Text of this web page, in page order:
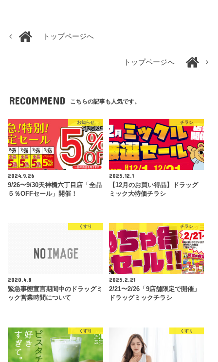
トップページへ
トップページへ
RECOMMEND こちらの記事も人気です。
お知らせ
2024.9.26
9/26〜9/30天神橋六丁目店「全品
５％OFFセール」開催！
チラシ
2025.12.1
【12月のお買い得品】ドラッグ
ミック大特価チラシ
くすり
2020.4.8
緊急事態宣言期間中のドラッグミ
ック営業時間について
チラシ
2025.2.21
2/21〜2/26「9店舗限定で開催」
ドラッグミックチラシ
くすり くすり